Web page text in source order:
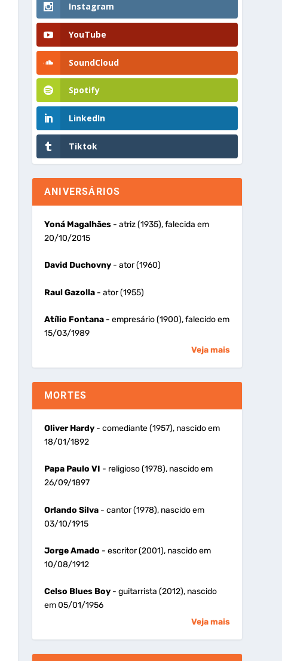
Instagram
YouTube
SoundCloud
Spotify
LinkedIn
Tiktok
ANIVERSÁRIOS
Yoná Magalhães- atriz (1935), falecida em
20/10/2015
David Duchovny- ator (1960)
Raul Gazolla- ator (1955)
Atílio Fontana- empresário (1900), falecido em
15/03/1989
Veja mais
MORTES
Oliver Hardy- comediante (1957), nascido em
18/01/1892
Papa Paulo VI - religioso (1978), nascido em
26/09/1897
Orlando Silva- cantor (1978), nascido em
03/10/1915
Jorge Amado - escritor (2001), nascido em
10/08/1912
Celso Blues Boy- guitarrista (2012), nascido
em 05/01/1956
Veja mais